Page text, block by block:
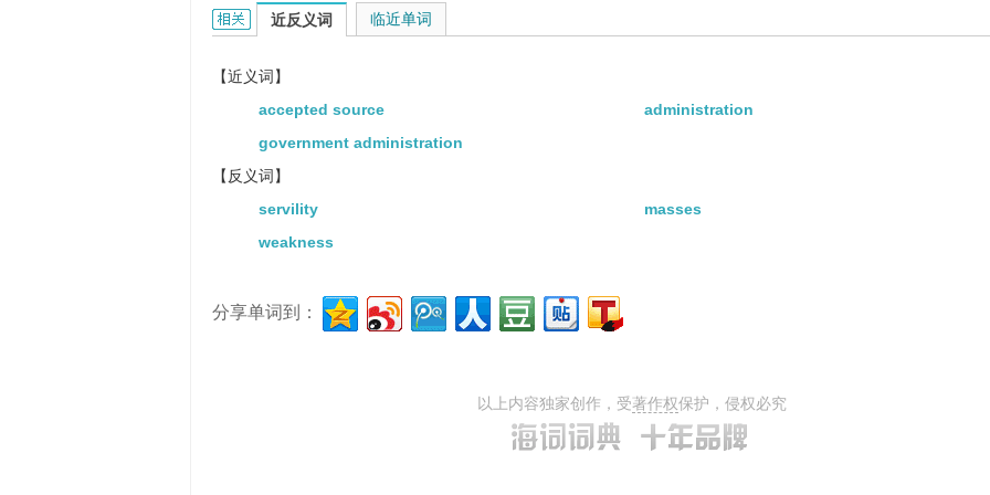
我们把他看作为这方面的权威。
authority的相关资料：
近反义词
【近义词】
accepted source
administration
government administration
【反义词】
servility
masses
weakness
临近单词
分享单词到：
以上内容独家创作，受著作权保护，侵权必究